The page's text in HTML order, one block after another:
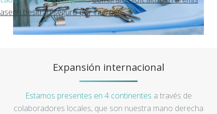
aserin besitran seguro por internet
Expansión internacional
Estamos presentes en 4 continentes a través de
colaboradores locales, que son nuestra mano derecha